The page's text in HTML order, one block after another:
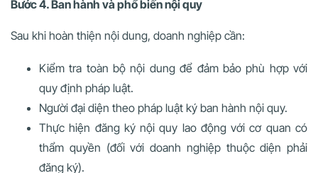
Bước 4. Ban hành và phổ biến nội quy
Sau khi hoàn thiện nội dung, doanh nghiệp cần:
Kiểm tra toàn bộ nội dung để đảm bảo phù hợp với
quy định pháp luật.
Người đại diện theo pháp luật ký ban hành nội quy.
Thực hiện đăng ký nội quy lao động với cơ quan có
thẩm quyền (đối với doanh nghiệp thuộc diện phải
đăng ký).